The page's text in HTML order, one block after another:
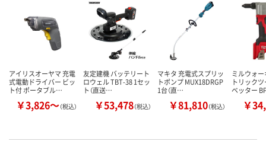
アイリスオーヤマ 充電
式電動ドライバー ビッ
ト付 ポータブル…
￥3,826～（税込）
友定建機 バッテリート
ロウェル TBT-38 1セッ
ト（直送…
￥53,478（税込）
マキタ 充電式スプリッ
トポンプ MUX18DRGP
1台（直…
￥81,810（税込）
ミルウォ
トリック
ベッター
￥